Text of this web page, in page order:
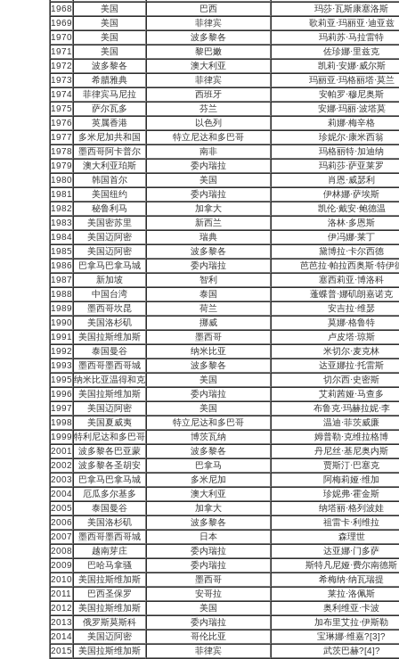
1968
美国 巴西
玛莎·瓦斯康塞洛斯
1969
美国 菲律宾
歌莉亚·玛丽亚·迪亚兹
1970
美国 波多黎各
玛莉苏·马拉雷特
1971
美国 黎巴嫩
佐珍娜·里兹克
1972
波多黎各 澳大利亚
凯莉·安娜·威尔斯
1973
希腊雅典 菲律宾
玛丽亚·玛格丽塔·莫兰
1974
菲律宾马尼拉 西班牙
安帕罗·穆尼奥斯
1975
萨尔瓦多 芬兰
安娜·玛丽·波塔莫
1976
英属香港 以色列
莉娜·梅辛格
1977
多米尼加共和国 特立尼达和多巴哥
珍妮尔·康米西翁
1978
墨西哥阿卡普尔 南非
玛格丽特·加迪纳
1979
澳大利亚珀斯 委内瑞拉
玛莉莎·萨亚莱罗
1980
韩国首尔 美国
肖恩·威瑟利
1981
美国纽约 委内瑞拉
伊林娜·萨埃斯
1982
秘鲁利马 加拿大
凯伦·戴安·鲍德温
1983
美国密苏里 新西兰
洛林·多恩斯
1984
美国迈阿密 瑞典
伊冯娜·莱丁
1985
美国迈阿密 波多黎各
黛博拉·卡尔西德
1986
巴拿马巴拿马城 委内瑞拉
芭芭拉·帕拉西奥斯·特伊
1987
新加坡 智利
塞西莉亚·博洛科
1988
中国台湾 泰国
蓬蝶普·娜矶朗嘉诺克
1989
墨西哥坎昆 荷兰
安吉拉·维瑟
1990
美国洛杉矶 挪威
莫娜·格鲁特
1991
美国拉斯维加斯 墨西哥
卢皮塔·琼斯
1992
泰国曼谷 纳米比亚
米切尔·麦克林
1993
墨西哥墨西哥城 波多黎各
达亚娜拉·托雷斯
1995 纳米比亚温得和克 美国
切尔西·史密斯
1996
美国拉斯维加斯 委内瑞拉
艾莉茜娅·马查多
1997
美国迈阿密 美国
布鲁克·玛赫拉妮·李
1998
美国夏威夷 特立尼达和多巴哥
温迪·菲茨威廉
1999 特利尼达和多巴哥 博茨瓦纳
姆普勒·克维拉格博
2001
波多黎各巴亚蒙 波多黎各
丹尼丝·基尼奥内斯
2002
波多黎各圣胡安 巴拿马
贾斯汀·巴塞克
2003
巴拿马巴拿马城 多米尼加
阿梅莉娅·维加
2004
厄瓜多尔基多 澳大利亚
珍妮弗·霍金斯
2005
泰国曼谷 加拿大
纳塔丽·格列波娃
2006
美国洛杉矶 波多黎各
祖雷卡·利维拉
2007
墨西哥墨西哥城 日本
森理世
2008
越南芽庄 委内瑞拉
达亚娜·门多萨
2009
巴哈马拿骚 委内瑞拉
斯特凡尼娅·费尔南德斯
2010
美国拉斯维加斯 墨西哥
希梅纳·纳瓦瑞提
2011
巴西圣保罗 安哥拉
莱拉·洛佩斯
2012
美国拉斯维加斯 美国
奥利维亚·卡波
2013
俄罗斯莫斯科 委内瑞拉
加布里艾拉·伊斯勒
2014
美国迈阿密 哥伦比亚 宝琳娜·维嘉?[3]?
2015
美国拉斯维加斯 菲律宾 武茨巴赫?[4]?